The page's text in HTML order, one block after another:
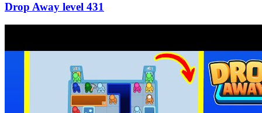
431